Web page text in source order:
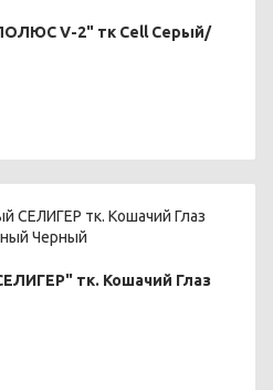
V-2" тк Cell Серый/
тк. Кошачий Глаз